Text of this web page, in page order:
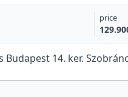
price
Budapest 14. ker.